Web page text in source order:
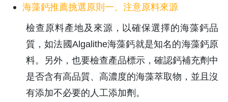
海藻鈣推薦挑選原則一、注意原料來源
檢查原料產地及來源，以確保選擇的海藻鈣品
質，如法國Algalithe海藻鈣就是知名的海藻鈣原
料。另外，也要檢查產品標示，確認鈣補充劑中
是否含有高品質、高濃度的海藻萃取物，並且沒
有添加不必要的人工添加劑。